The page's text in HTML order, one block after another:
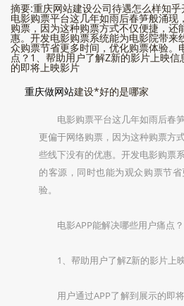
摘要:重庆网站建设公司待遇怎么样知
电影购票平台这几年如雨后春笋般涌现
购票，因为这种购票方式不仅便捷，还
惠。开发电影购票系统能为电影院带来
众购票节省更多时间，优化购票体验。
点？1、帮助用户了解Z新的影片上映信
的即将上映影片
重庆做网站建设*好的是哪家
电影购票平台这几年如雨后春
更偏于网络购票，因为这种购票方
些线下没有的优惠。开发电影购票
的客源，同时也能为观众购票节
验。
电影APP能解决哪些用户痛点？
1、帮助用户了解Z新的影片上
用户通过APP了解到展示的即